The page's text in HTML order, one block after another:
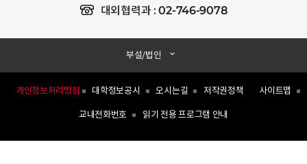
대외협력과 :02-746-9078
개인정보처리방침 대학정보공시 오시는길 저작권정책 사이트맵
교내전화번호 읽기 전용 프로그램 안내
부설/법인